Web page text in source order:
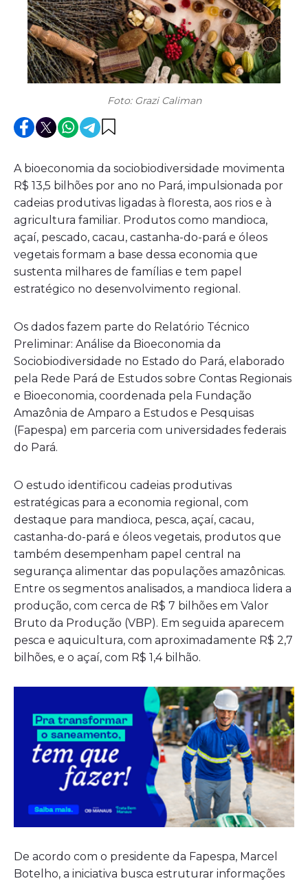
Foto: Grazi Caliman
A bioeconomia da sociobiodiversidade movimenta
R$ 13,5 bilhões por ano no Pará, impulsionada por
cadeias produtivas ligadas à floresta, aos rios e à
agricultura familiar. Produtos como mandioca,
açaí, pescado, cacau, castanha-do-pará e óleos
vegetais formam a base dessa economia que
sustenta milhares de famílias e tem papel
estratégico no desenvolvimento regional.
Os dados fazem parte do Relatório Técnico
Preliminar: Análise da Bioeconomia da
Sociobiodiversidade no Estado do Pará, elaborado
pela Rede Pará de Estudos sobre Contas Regionais
e Bioeconomia, coordenada pela Fundação
Amazônia de Amparo a Estudos e Pesquisas
(Fapespa) em parceria com universidades federais
do Pará.
O estudo identificou cadeias produtivas
estratégicas para a economia regional, com
destaque para mandioca, pesca, açaí, cacau,
castanha-do-pará e óleos vegetais, produtos que
também desempenham papel central na
segurança alimentar das populações amazônicas.
Entre os segmentos analisados, a mandioca lidera a
produção, com cerca de R$ 7 bilhões em Valor
Bruto da Produção (VBP). Em seguida aparecem
pesca e aquicultura, com aproximadamente R$ 2,7
bilhões, e o açaí, com R$ 1,4 bilhão.
De acordo com o presidente da Fapespa, Marcel
Botelho, a iniciativa busca estruturar informações